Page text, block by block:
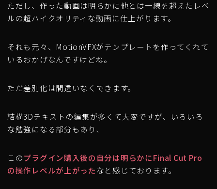
ただし、作った動画は明らかに他とは一線を超えたレベ
ルの超ハイクオリティな動画に仕上がります。
それも元々、MotionVFXがテンプレートを作ってくれて
いるおかげなんですけどね。
ただ差別化は間違いなくできます。
結構3Dテキストの編集が多くて大変ですが、いろいろ
な勉強になる部分もあり、
このプラグイン購入後の自分は明らかにFinal Cut Pro
の操作レベルが上がったなと感じております。